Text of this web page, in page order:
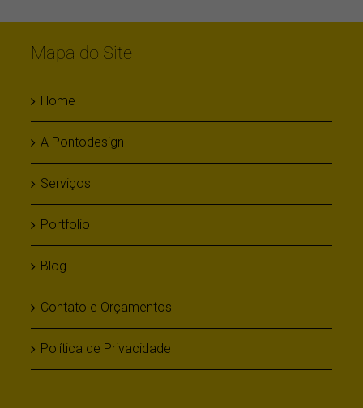
Mapa do Site
Home
A Pontodesign
Serviços
Portfolio
Blog
Contato e Orçamentos
Política de Privacidade